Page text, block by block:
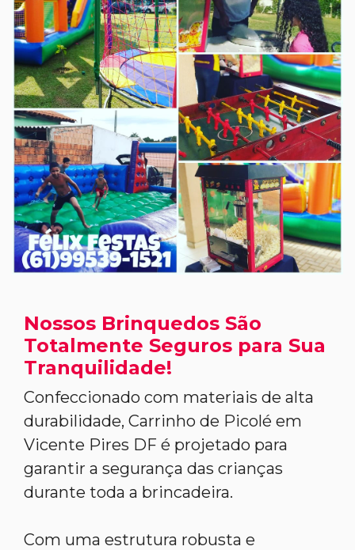
Nossos Brinquedos São
Totalmente Seguros para Sua
Tranquilidade!
Confeccionado com materiais de alta
durabilidade, Carrinho de Picolé em
Vicente Pires DF é projetado para
garantir a segurança das crianças
durante toda a brincadeira.
Com uma estrutura robusta e